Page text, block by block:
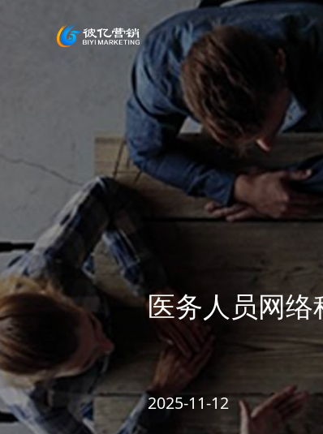
医务人员网
2025-11-12